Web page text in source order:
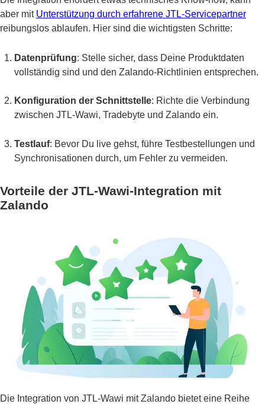
aber mit Unterstützung durch erfahrene JTL-Servicepartner
reibungslos ablaufen. Hier sind die wichtigsten Schritte:
Datenprüfung: Stelle sicher, dass Deine Produktdaten
vollständig sind und den Zalando-Richtlinien entsprechen.
Konfiguration der Schnittstelle: Richte die Verbindung
zwischen JTL-Wawi, Tradebyte und Zalando ein.
Testlauf: Bevor Du live gehst, führe Testbestellungen und
Synchronisationen durch, um Fehler zu vermeiden.
Vorteile der JTL-Wawi-Integration mit
Zalando
Die Integration von JTL-Wawi mit Zalando bietet eine Reihe